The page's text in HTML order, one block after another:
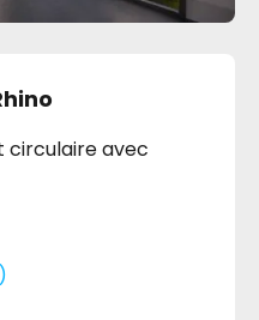
circulaire avec